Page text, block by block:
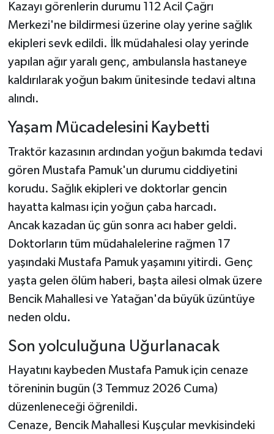
Kazayı görenlerin durumu 112 Acil Çağrı
Merkezi'ne bildirmesi üzerine olay yerine sağlık
ekipleri sevk edildi. İlk müdahalesi olay yerinde
yapılan ağır yaralı genç, ambulansla hastaneye
kaldırılarak yoğun bakım ünitesinde tedavi altına
alındı.
Yaşam Mücadelesini Kaybetti
Traktör kazasının ardından yoğun bakımda tedavi
gören Mustafa Pamuk'un durumu ciddiyetini
korudu. Sağlık ekipleri ve doktorlar gencin
hayatta kalması için yoğun çaba harcadı.
Ancak kazadan üç gün sonra acı haber geldi.
Doktorların tüm müdahalelerine rağmen 17
yaşındaki Mustafa Pamuk yaşamını yitirdi. Genç
yaşta gelen ölüm haberi, başta ailesi olmak üzere
Bencik Mahallesi ve Yatağan'da büyük üzüntüye
neden oldu.
Son yolculuğuna Uğurlanacak
Hayatını kaybeden Mustafa Pamuk için cenaze
töreninin bugün (3 Temmuz 2026 Cuma)
düzenleneceği öğrenildi.
Cenaze, Bencik Mahallesi Kuşçular mevkisindeki